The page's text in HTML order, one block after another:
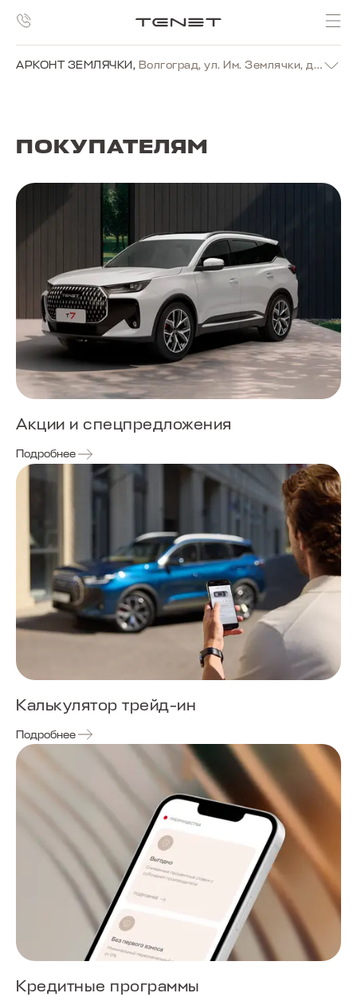
АРКОНТ ЗЕМЛЯЧКИ, Волгоград, ул. Им. Землячки, д. 19г
ПОКУПАТЕЛЯМ
Акции и спецпредложения
Подробнее
Калькулятор трейд-ин
Подробнее
Кредитные программы